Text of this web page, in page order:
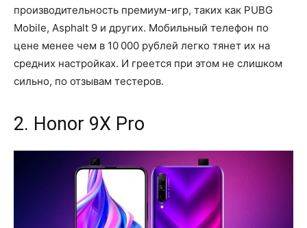
производительность премиум-игр, таких как PUBG
Mobile, Asphalt 9 и других. Мобильный телефон по
цене менее чем в 10 000 рублей легко тянет их на
средних настройках. И греется при этом не слишком
сильно, по отзывам тестеров.
2. Honor 9X Pro